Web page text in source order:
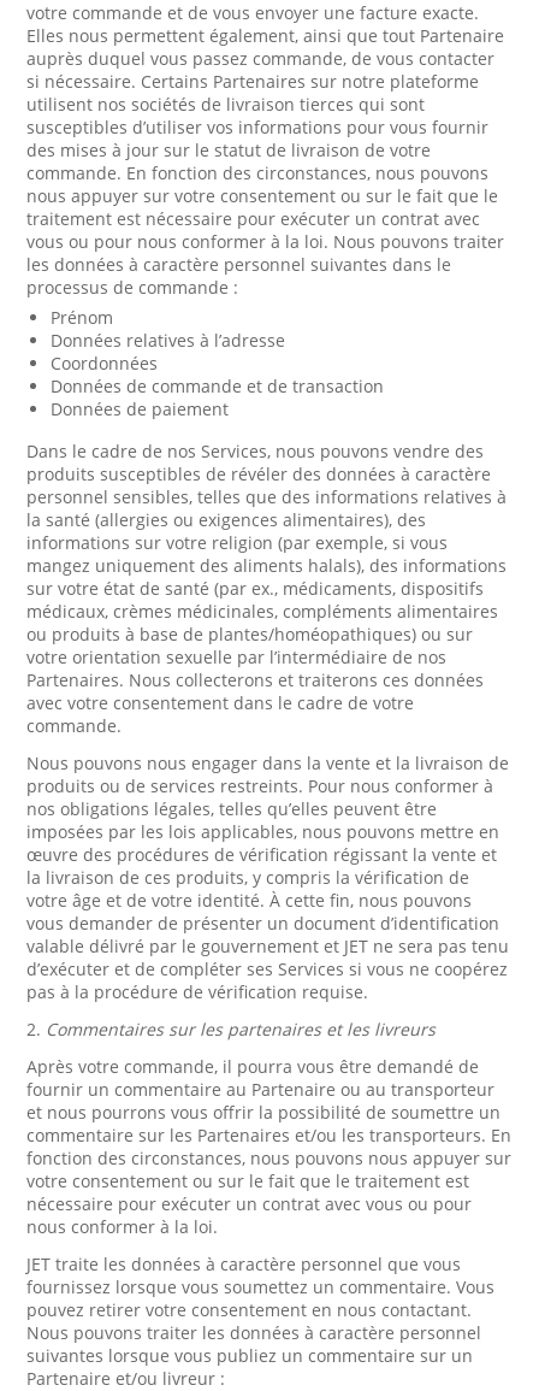
votre commande et de vous envoyer une facture exacte.
Elles nous permettent également, ainsi que tout Partenaire
auprès duquel vous passez commande, de vous contacter
si nécessaire. Certains Partenaires sur notre plateforme
utilisent nos sociétés de livraison tierces qui sont
susceptibles d’utiliser vos informations pour vous fournir
des mises à jour sur le statut de livraison de votre
commande. En fonction des circonstances, nous pouvons
nous appuyer sur votre consentement ou sur le fait que le
traitement est nécessaire pour exécuter un contrat avec
vous ou pour nous conformer à la loi. Nous pouvons traiter
les données à caractère personnel suivantes dans le
processus de commande :
Prénom
Données relatives à l’adresse
Coordonnées
Données de commande et de transaction
Données de paiement
Dans le cadre de nos Services, nous pouvons vendre des
produits susceptibles de révéler des données à caractère
personnel sensibles, telles que des informations relatives à
la santé (allergies ou exigences alimentaires), des
informations sur votre religion (par exemple, si vous
mangez uniquement des aliments halals), des informations
sur votre état de santé (par ex., médicaments, dispositifs
médicaux, crèmes médicinales, compléments alimentaires
ou produits à base de plantes/homéopathiques) ou sur
votre orientation sexuelle par l’intermédiaire de nos
Partenaires. Nous collecterons et traiterons ces données
avec votre consentement dans le cadre de votre
commande.
Nous pouvons nous engager dans la vente et la livraison de
produits ou de services restreints. Pour nous conformer à
nos obligations légales, telles qu’elles peuvent être
imposées par les lois applicables, nous pouvons mettre en
œuvre des procédures de vérification régissant la vente et
la livraison de ces produits, y compris la vérification de
votre âge et de votre identité. À cette fin, nous pouvons
vous demander de présenter un document d’identification
valable délivré par le gouvernement et JET ne sera pas tenu
d’exécuter et de compléter ses Services si vous ne coopérez
pas à la procédure de vérification requise.
2. Commentaires sur les partenaires et les livreurs
Après votre commande, il pourra vous être demandé de
fournir un commentaire au Partenaire ou au transporteur
et nous pourrons vous offrir la possibilité de soumettre un
commentaire sur les Partenaires et/ou les transporteurs. En
fonction des circonstances, nous pouvons nous appuyer sur
votre consentement ou sur le fait que le traitement est
nécessaire pour exécuter un contrat avec vous ou pour
nous conformer à la loi.
JET traite les données à caractère personnel que vous
fournissez lorsque vous soumettez un commentaire. Vous
pouvez retirer votre consentement en nous contactant.
Nous pouvons traiter les données à caractère personnel
suivantes lorsque vous publiez un commentaire sur un
Partenaire et/ou livreur :